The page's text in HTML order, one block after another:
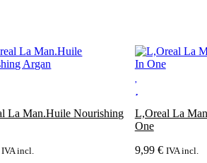
La Man.Huile Nourishing
IVA incl.
L,Oreal La
One
9,99 € IVA incl.